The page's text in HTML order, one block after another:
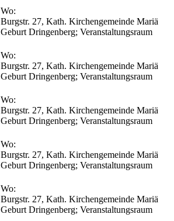
Wo:
Burgstr. 27, Kath. Kirchengemeinde Mariä
Geburt Dringenberg; Veranstaltungsraum
Wo:
Burgstr. 27, Kath. Kirchengemeinde Mariä
Geburt Dringenberg; Veranstaltungsraum
Wo:
Burgstr. 27, Kath. Kirchengemeinde Mariä
Geburt Dringenberg; Veranstaltungsraum
Wo:
Burgstr. 27, Kath. Kirchengemeinde Mariä
Geburt Dringenberg; Veranstaltungsraum
Wo:
Burgstr. 27, Kath. Kirchengemeinde Mariä
Geburt Dringenberg; Veranstaltungsraum